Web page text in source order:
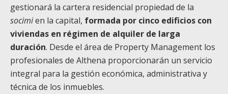
gestionará la cartera residencial propiedad de la
socimien la capital, formada por cinco edificios con
viviendas en régimen de alquiler de larga
duración. Desde el área de Property Management los
profesionales de Althena proporcionarán un servicio
integral para la gestión económica, administrativa y
técnica de los inmuebles.